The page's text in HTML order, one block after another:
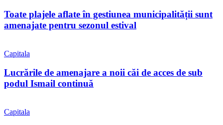
Toate plajele aflate în gestiunea municipalității sunt
amenajate pentru sezonul estival
Capitala
Lucrările de amenajare a noii căi de acces de sub
podul Ismail continuă
Capitala